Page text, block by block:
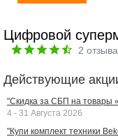
Цифровой
2 отзыва
Действующие
"Скидка за СБП на товары
4 - 31 Августа 2026
"Купи комплект техники